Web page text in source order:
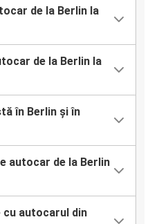
de la Berlin la
de la Berlin la
în Berlin și în
autocar de la Berlin
cu autocarul din